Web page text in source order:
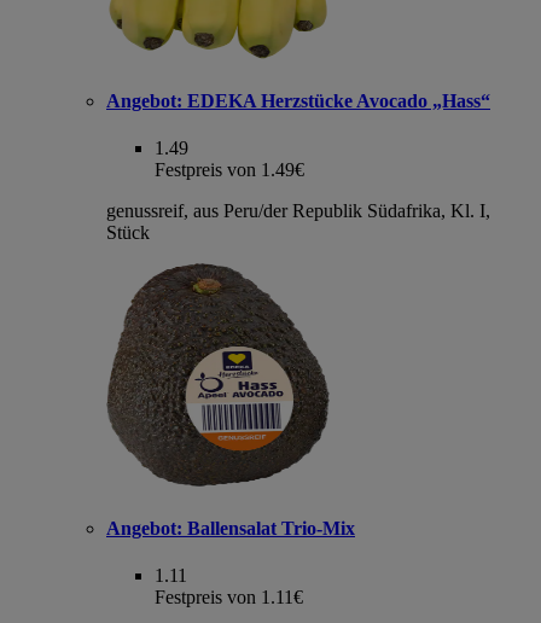
Angebot: EDEKA Herzstücke Avocado „Hass“
1.49
Festpreis von 1.49€
genussreif, aus Peru/der Republik Südafrika, Kl. I,
Stück
Angebot: Ballensalat Trio-Mix
1.11
Festpreis von 1.11€